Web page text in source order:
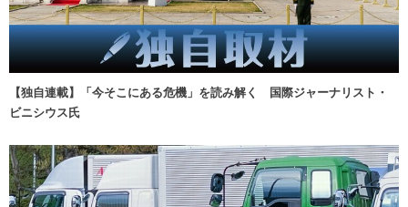
【独自連載】「今そこにある危機」を読み解く 国際ジャーナリスト・
ビニシウス氏